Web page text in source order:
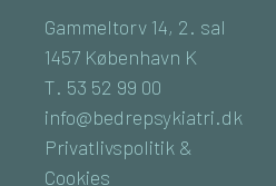
Gammeltorv 14, 2. sal
1457 København K
T. 53 52 99 00
info@bedrepsykiatri.dk
Privatlivspolitik &
Cookies